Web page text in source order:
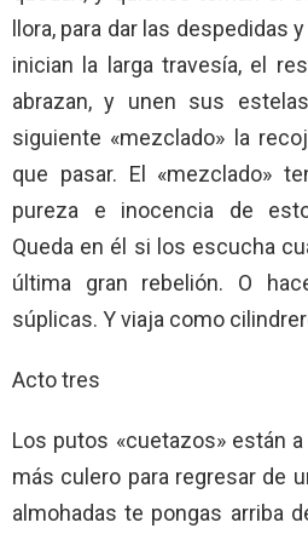
llora, para dar las despedidas
inician la larga travesía, el
abrazan, y unen sus
siguiente «mezclado» la
que pasar. El «mezclado»
pureza e inocencia de
Queda en él si los escucha
última gran rebelión. O
súplicas. Y viaja como
Acto tres
Los putos «cuetazos» están
más culero para regresar de
almohadas te pongas arriba